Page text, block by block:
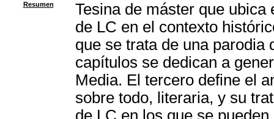
Resumen
Tesina de máster que
de LC en el contexto
que se trata de una parodia
capítulos se dedican a
Media. El tercero define el
sobre todo, literaria, y su
de LC en los que se